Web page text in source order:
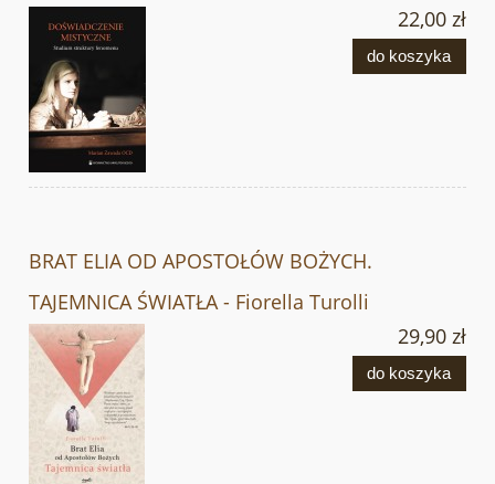
22,00 zł
do koszyka
BRAT ELIA OD APOSTOŁÓW BOŻYCH.
TAJEMNICA ŚWIATŁA - Fiorella Turolli
29,90 zł
do koszyka